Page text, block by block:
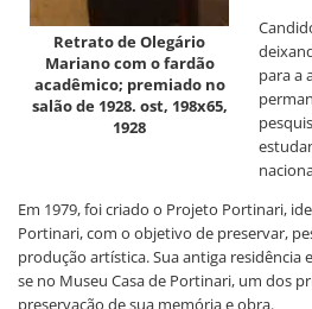
Retrato de Olegário
Mariano com o fardão
acadêmico; premiado no
salão de 1928. ost, 198x65,
1928
para a
Em 1979, foi criado o Projeto Portinari,
Portinari, com o objetivo de preservar,
produção artística. Sua antiga
se no Museu Casa de Portinari, um dos
preservação de sua memória e obra.